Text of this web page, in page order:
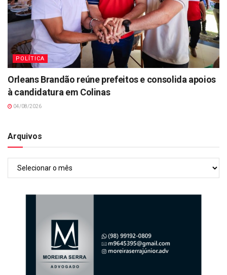
POLÍTICA
Orleans Brandão reúne prefeitos e consolida apoios
à candidatura em Colinas
04/08/2026
Arquivos
Arquivos